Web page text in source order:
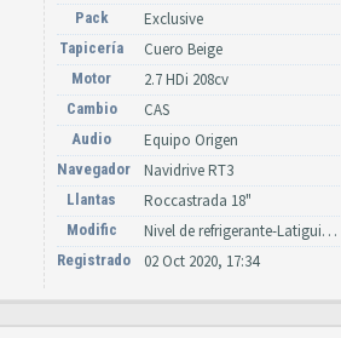
Pack Exclusive
Tapicería Cuero Beige
Motor 2.7 HDi 208cv
Cambio CAS
Audio Equipo Origen
Navegador Navidrive RT3
Llantas Roccastrada 18"
Modific Nivel de refrigerante-Latiguillos suspensión y dirección, led FAP.
Registrado 02 Oct 2020, 17:34